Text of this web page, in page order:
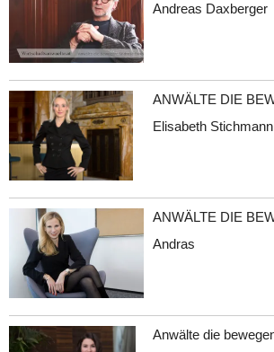
Andreas Daxberger
ANWÄLTE DIE
Elisabeth Stichmann
ANWÄLTE DIE
Andras
Anwälte die